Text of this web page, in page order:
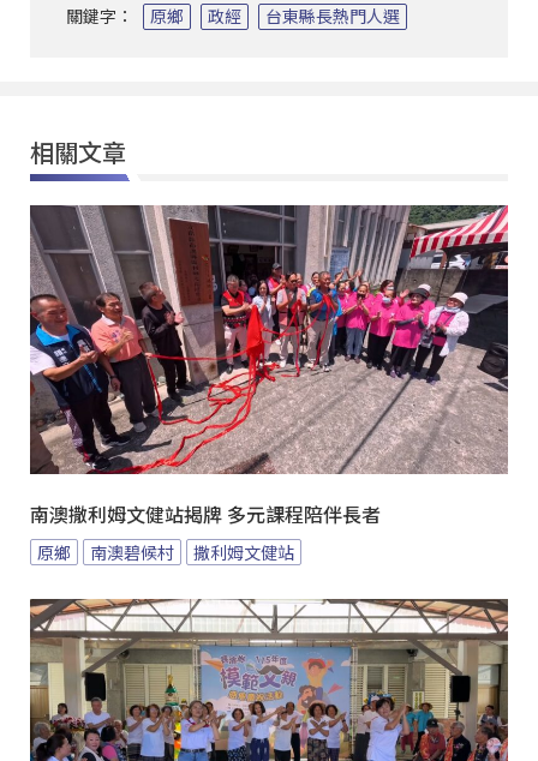
關鍵字： 原鄉 政經 台東縣長熱門人選
相關文章
南澳撒利姆文健站揭牌 多元課程陪伴長者
原鄉 南澳碧候村 撒利姆文健站